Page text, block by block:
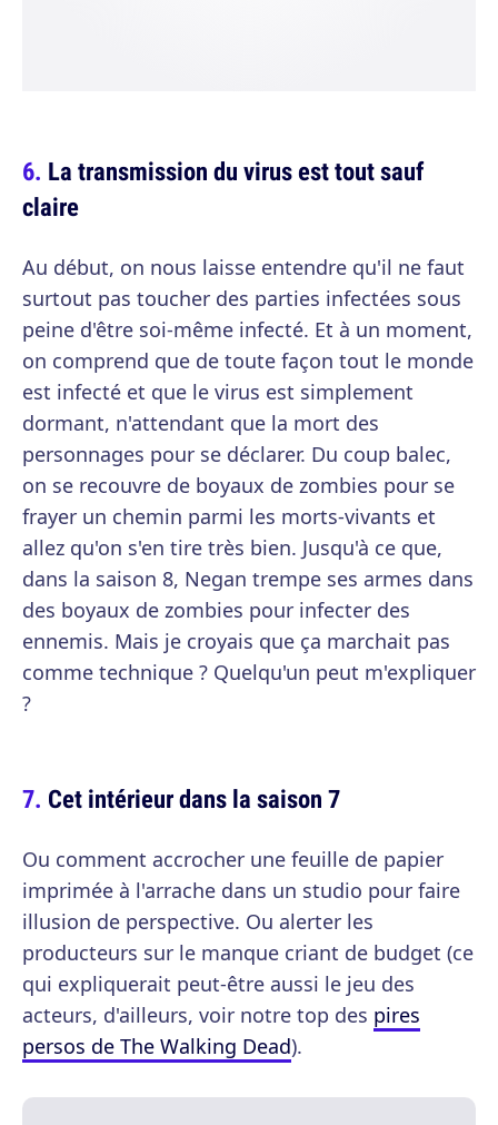
La transmission du virus est tout sauf
claire
Au début, on nous laisse entendre qu'il ne faut
surtout pas toucher des parties infectées sous
peine d'être soi-même infecté. Et à un moment,
on comprend que de toute façon tout le monde
est infecté et que le virus est simplement
dormant, n'attendant que la mort des
personnages pour se déclarer. Du coup balec,
on se recouvre de boyaux de zombies pour se
frayer un chemin parmi les morts-vivants et
allez qu'on s'en tire très bien. Jusqu'à ce que,
dans la saison 8, Negan trempe ses armes dans
des boyaux de zombies pour infecter des
ennemis. Mais je croyais que ça marchait pas
comme technique ? Quelqu'un peut m'expliquer
?
Cet intérieur dans la saison 7
Ou comment accrocher une feuille de papier
imprimée à l'arrache dans un studio pour faire
illusion de perspective. Ou alerter les
producteurs sur le manque criant de budget (ce
qui expliquerait peut-être aussi le jeu des
acteurs, d'ailleurs, voir notre top des pires
persos de The Walking Dead).